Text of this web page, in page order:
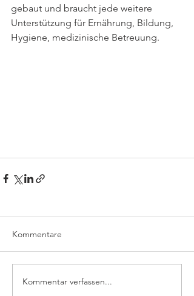
gebaut und braucht jede weitere
Unterstützung für Ernährung, Bildung,
Hygiene, medizinische Betreuung.
Kommentare
Kommentar verfassen...